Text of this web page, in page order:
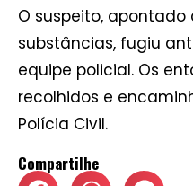
O suspeito,
substâncias, fugiu
equipe policial. Os
recolhidos e
Polícia Civil.
Compartilhe